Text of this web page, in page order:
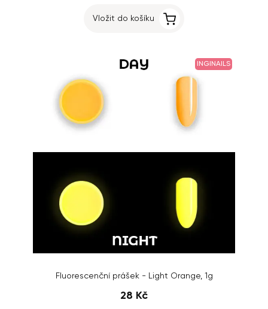
Vložit do košíku
INGINAILS
Fluorescenční prášek - Light Orange, 1g
28 Kč